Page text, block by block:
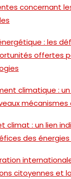
concernant
: les
offertes
climatique :
climat : un lien
des
citoyennes et